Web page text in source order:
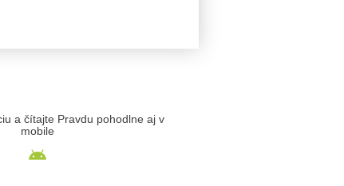
a čítajte Pravdu pohodlne aj v
mobile